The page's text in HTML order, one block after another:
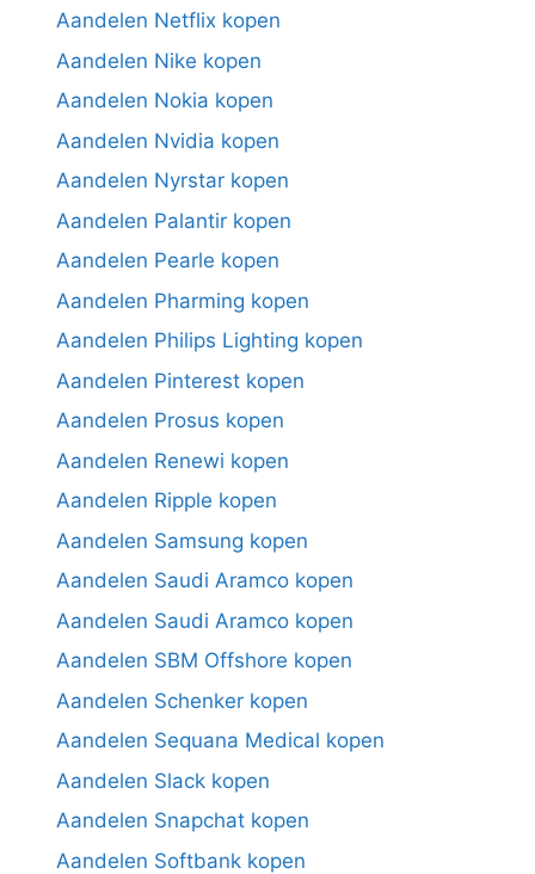
Aandelen Netflix kopen
Aandelen Nike kopen
Aandelen Nokia kopen
Aandelen Nvidia kopen
Aandelen Nyrstar kopen
Aandelen Palantir kopen
Aandelen Pearle kopen
Aandelen Pharming kopen
Aandelen Philips Lighting kopen
Aandelen Pinterest kopen
Aandelen Prosus kopen
Aandelen Renewi kopen
Aandelen Ripple kopen
Aandelen Samsung kopen
Aandelen Saudi Aramco kopen
Aandelen Saudi Aramco kopen
Aandelen SBM Offshore kopen
Aandelen Schenker kopen
Aandelen Sequana Medical kopen
Aandelen Slack kopen
Aandelen Snapchat kopen
Aandelen Softbank kopen